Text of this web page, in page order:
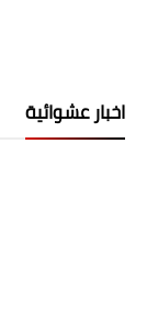
اخبار عشوائية